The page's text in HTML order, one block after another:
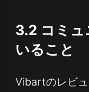
3.2 コミュ
いること
Vibartのレビ